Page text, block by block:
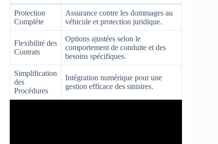
Protection
Complète
Assurance contre les dommages au
véhicule et protection juridique.
Flexibilité des
Contrats
Options ajustées selon le
comportement de conduite et des
besoins spécifiques.
Simplification
des
Procédures
Intégration numérique pour une
gestion efficace des sinistres.